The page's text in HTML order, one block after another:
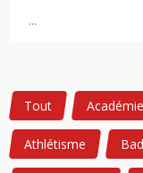
Tout Académie
Athlétisme